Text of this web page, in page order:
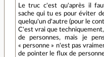
Le truc c'est qu'après il
sache qui tu es pour éviter
quelqu'un d'autre (pour le
C'est vrai que
de personnes, mais je
« personne » n'est pas
de pointer le flux de